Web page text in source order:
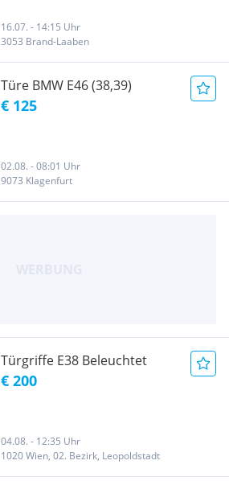
16.07. - 14:15 Uhr
3053 Brand-Laaben
Türe BMW E46 (38,39)
€ 125
02.08. - 08:01 Uhr
9073 Klagenfurt
Türgriffe E38 Beleuchtet
€ 200
04.08. - 12:35 Uhr
1020 Wien, 02. Bezirk, Leopoldstadt